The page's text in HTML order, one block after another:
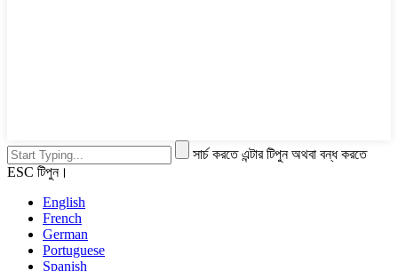
সার্চ করতে এন্টার টিপুন অথবা বন্ধ করতে
ESC টিপুন।
English
French
German
Portuguese
Spanish